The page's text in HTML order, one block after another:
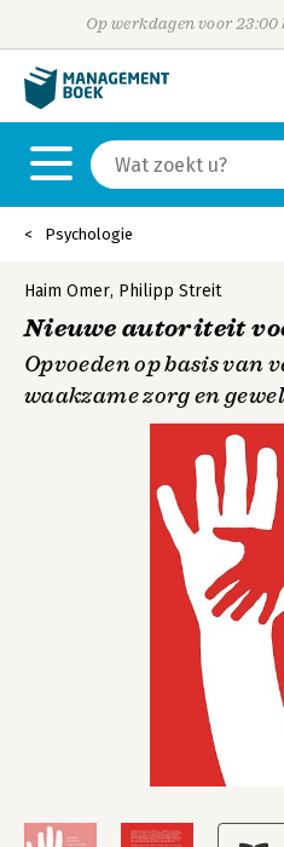
Op werkdagen voor
Psychologie
Haim Omer, Philipp Streit
Nieuwe autoriteit
Opvoeden op basis van
waakzame zorg en